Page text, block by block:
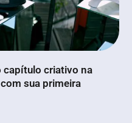
capítulo criativo na
sua primeira